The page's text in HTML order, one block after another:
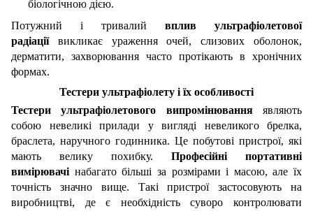
біологічною дією.
Потужний і тривалий вплив ультрафіолетової
радіаціївикликає ураження очей, слизових оболонок,
дерматити, захворювання часто протікають в хронічних
формах.
Тестери ультрафіолету і їх особливості
Тестери ультрафіолетового випромінюванняявляють
собою невеликі прилади у вигляді невеликого брелка,
браслета, наручного годинника. Це побутові пристрої, які
мають велику похибку. Професійні портативні
вимірювачінабагато більші за розмірами і масою, але їх
точність значно вище. Такі пристрої застосовують на
виробництві, де є необхідність суворо контролювати